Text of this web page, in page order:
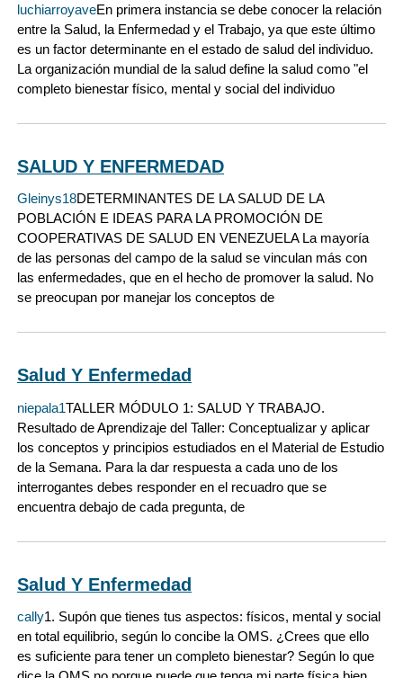
luchiarroyaveEn primera instancia se debe conocer la relación
entre la Salud, la Enfermedad y el Trabajo, ya que este último
es un factor determinante en el estado de salud del individuo.
La organización mundial de la salud define la salud como "el
completo bienestar físico, mental y social del individuo
SALUD Y ENFERMEDAD
Gleinys18DETERMINANTES DE LA SALUD DE LA
POBLACIÓN E IDEAS PARA LA PROMOCIÓN DE
COOPERATIVAS DE SALUD EN VENEZUELA La mayoría
de las personas del campo de la salud se vinculan más con
las enfermedades, que en el hecho de promover la salud. No
se preocupan por manejar los conceptos de
Salud Y Enfermedad
niepala1TALLER MÓDULO 1: SALUD Y TRABAJO.
Resultado de Aprendizaje del Taller: Conceptualizar y aplicar
los conceptos y principios estudiados en el Material de Estudio
de la Semana. Para la dar respuesta a cada uno de los
interrogantes debes responder en el recuadro que se
encuentra debajo de cada pregunta, de
Salud Y Enfermedad
cally1. Supón que tienes tus aspectos: físicos, mental y social
en total equilibrio, según lo concibe la OMS. ¿Crees que ello
es suficiente para tener un completo bienestar? Según lo que